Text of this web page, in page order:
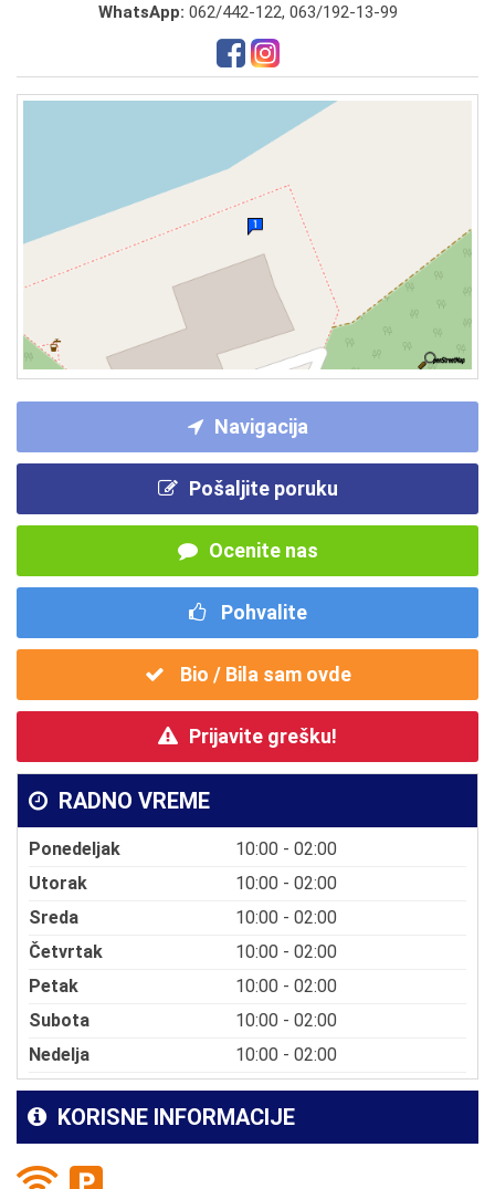
WhatsApp: 062/442-122, 063/192-13-99
Navigacija
Pošaljite poruku
Ocenite nas
Pohvalite
Bio / Bila sam ovde
Prijavite grešku!
RADNO VREME
Ponedeljak
10:00 - 02:00
Utorak
10:00 - 02:00
Sreda
10:00 - 02:00
Četvrtak
10:00 - 02:00
Petak
10:00 - 02:00
Subota
10:00 - 02:00
Nedelja
10:00 - 02:00
KORISNE INFORMACIJE